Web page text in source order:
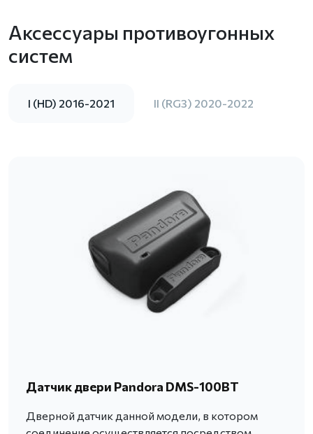
Аксессуары противоугонных
систем
I (HD) 2016-2021 II (RG3) 2020-2022
Датчик двери Pandora DMS-100BT
Дверной датчик данной модели, в котором